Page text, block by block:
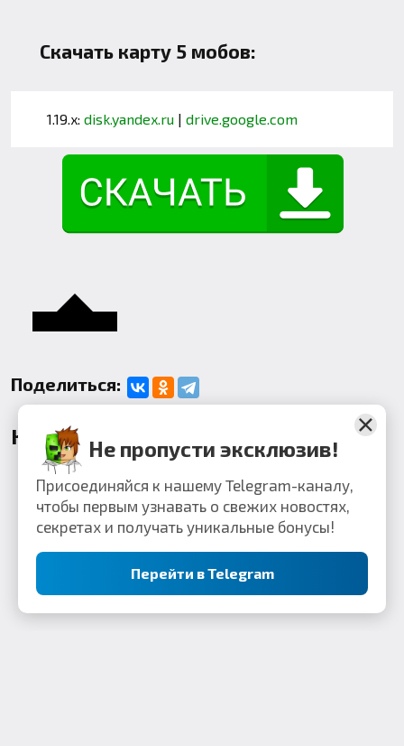
Скачать карту 5 мобов:
1.19.x: disk.yandex.ru | drive.google.com
Поделиться:
КомментарииНе пропусти эксклюзив!
Присоединяйся к нашему Telegram-каналу,
чтобы первым узнавать о свежих новостях,
секретах и получать уникальные бонусы!
Перейти в Telegram